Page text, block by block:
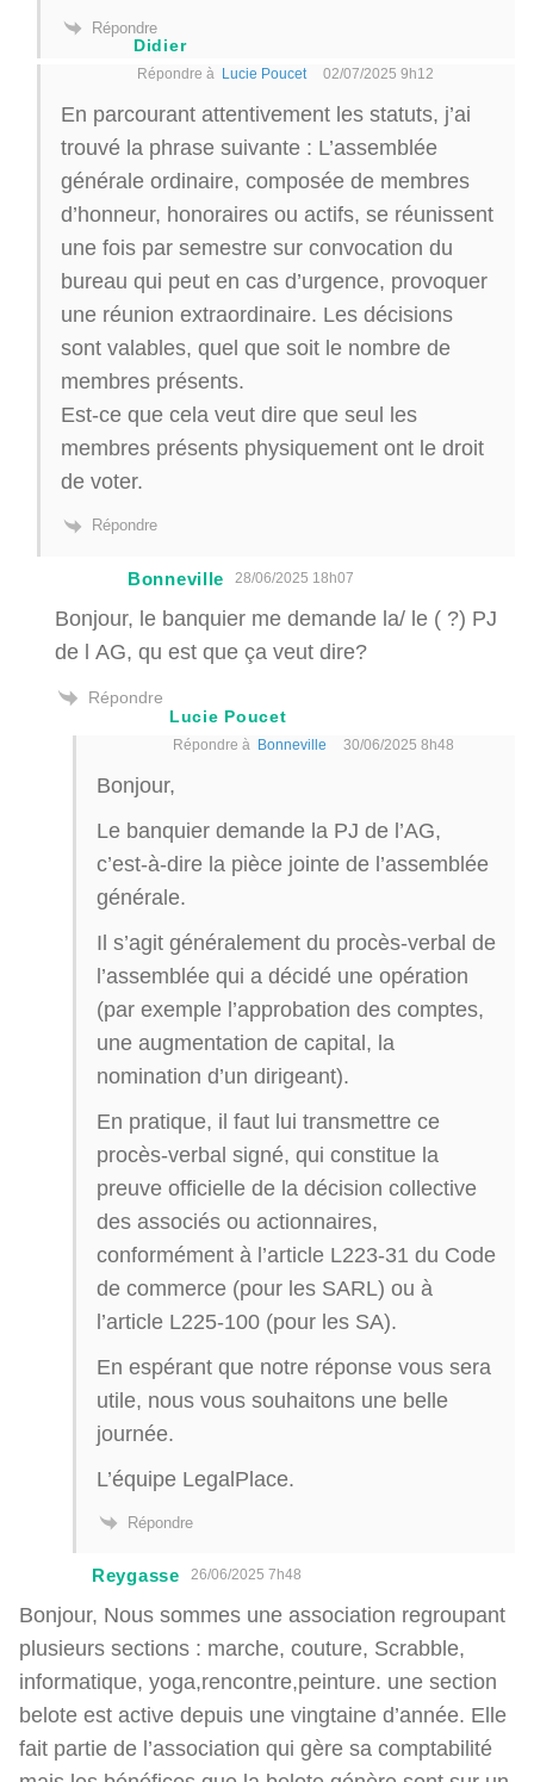
Répondre
Didier
Répondre à Lucie Poucet 02/07/2025 9h12
En parcourant attentivement les statuts, j’ai
trouvé la phrase suivante : L’assemblée
générale ordinaire, composée de membres
d’honneur, honoraires ou actifs, se réunissent
une fois par semestre sur convocation du
bureau qui peut en cas d’urgence, provoquer
une réunion extraordinaire. Les décisions
sont valables, quel que soit le nombre de
membres présents.
Est-ce que cela veut dire que seul les
membres présents physiquement ont le droit
de voter.
Répondre
Bonneville 28/06/2025 18h07
Bonjour, le banquier me demande la/ le ( ?) PJ
de l AG, qu est que ça veut dire?
Répondre
Lucie Poucet
Répondre à Bonneville 30/06/2025 8h48
Bonjour,
Le banquier demande la PJ de l’AG,
c’est-à-dire la pièce jointe de l’assemblée
générale.
Il s’agit généralement du procès-verbal de
l’assemblée qui a décidé une opération
(par exemple l’approbation des comptes,
une augmentation de capital, la
nomination d’un dirigeant).
En pratique, il faut lui transmettre ce
procès-verbal signé, qui constitue la
preuve officielle de la décision collective
des associés ou actionnaires,
conformément à l’article L223-31 du Code
de commerce (pour les SARL) ou à
l’article L225-100 (pour les SA).
En espérant que notre réponse vous sera
utile, nous vous souhaitons une belle
journée.
L’équipe LegalPlace.
Répondre
Reygasse 26/06/2025 7h48
Bonjour, Nous sommes une association regroupant
plusieurs sections : marche, couture, Scrabble,
informatique, yoga,rencontre,peinture. une section
belote est active depuis une vingtaine d’année. Elle
fait partie de l’association qui gère sa comptabilité